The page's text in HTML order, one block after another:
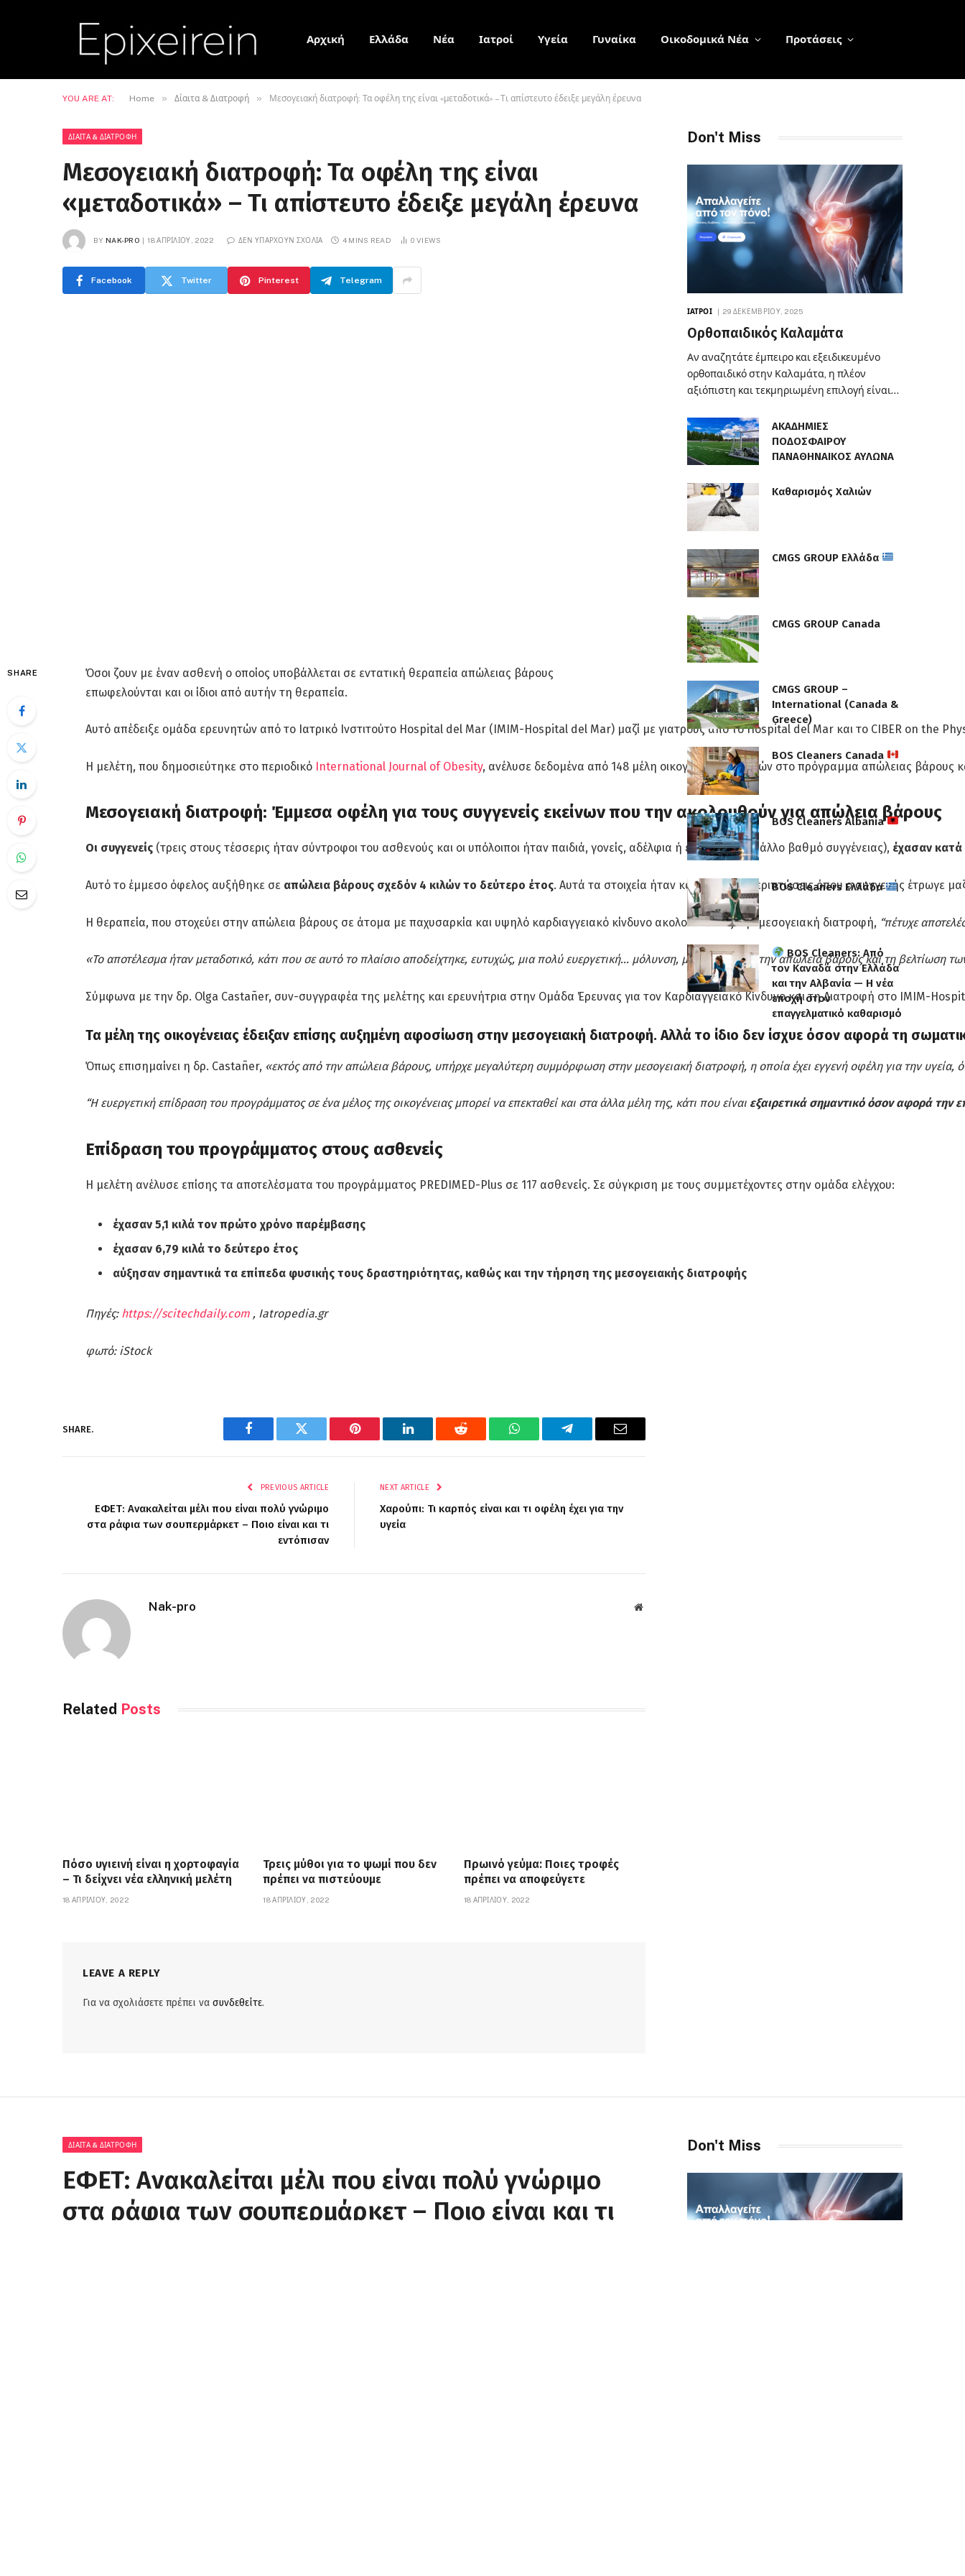
Αρχική Ελλάδα Νέα Ιατροί Υγεία Γυναίκα Οικοδομικά Νέα Προτάσεις
YOU ARE AT: Home » Δίαιτα & Διατροφή » Μεσογειακή διατροφή: Τα οφέλη της είναι «μεταδοτικά» – Τι απίστευτο έδειξε μεγάλη έρευνα
ΔΊΑΙΤΑ & ΔΙΑΤΡΟΦΉ
Μεσογειακή διατροφή: Τα οφέλη της είναι
«μεταδοτικά» – Τι απίστευτο έδειξε μεγάλη έρευνα
BY NAK-PRO 18 ΑΠΡΙΛΊΟΥ, 2022 ΔΕΝ ΥΠΆΡΧΟΥΝ ΣΧΌΛΙΑ 4 MINS READ 0VIEWS
Facebook Twitter Pinterest Telegram
SHARE
Όσοι ζουν με έναν ασθενή ο οποίος υποβάλλεται σε εντατική θεραπεία απώλειας βάρους
επωφελούνται και οι ίδιοι από αυτήν τη θεραπεία.
Αυτό απέδειξε ομάδα ερευνητών από το Ιατρικό Ινστιτούτο Hospital del Mar (IMIM-Hospital del Mar) μαζί με γιατρούς από το Hospital del Mar και το CIBER on the
Η μελέτη, που δημοσιεύτηκε στο περιοδικό International Journal of Obesity, ανέλυσε δεδομένα από 148 μέλη οικογενειών ασθενών στο πρόγραμμα απώλειας βάρους
Μεσογειακή διατροφή: Έμμεσα οφέλη για τους συγγενείς εκείνων που την ακολουθούν για απώλεια βάρους
Οι συγγενείς(τρεις στους τέσσερις ήταν σύντροφοι του ασθενούς και οι υπόλοιποι ήταν παιδιά, γονείς, αδέλφια ή είχαν κάποιον άλλο βαθμό συγγένειας), έχασαν
Αυτό το έμμεσο όφελος αυξήθηκε σε απώλεια βάρους σχεδόν 4 κιλών το δεύτερο έτος. Αυτά τα στοιχεία ήταν καλύτερα σε περιπτώσεις όπου ο συγγενής έτρωγε
Η θεραπεία, που στοχεύει στην απώλεια βάρους σε άτομα με παχυσαρκία και υψηλό καρδιαγγειακό κίνδυνο ακολουθώντας την μεσογειακή διατροφή, “πέτυχε
«Το αποτέλεσμα ήταν μεταδοτικό, κάτι που σε αυτό το πλαίσιο αποδείχτηκε, ευτυχώς, μια πολύ ευεργετική… μόλυνση, με αποτέλεσμα την απώλεια βάρους και τη βελτίωση
Σύμφωνα με την δρ. Olga Castañer, συν-συγγραφέα της μελέτης και ερευνήτρια στην Ομάδα Έρευνας για τον Καρδιαγγειακό Κίνδυνο και τη Διατροφή στο IMIM-
Τα μέλη της οικογένειας έδειξαν επίσης αυξημένη αφοσίωση στην μεσογειακή διατροφή. Αλλά το ίδιο δεν ίσχυε όσον αφορά τη
Όπως επισημαίνει η δρ. Castañer, «εκτός από την απώλεια βάρους, υπήρχε μεγαλύτερη συμμόρφωση στην μεσογειακή διατροφή, η οποία έχει εγγενή οφέλη για την υγεία,
“Η ευεργετική επίδραση του προγράμματος σε ένα μέλος της οικογένειας μπορεί να επεκταθεί και στα άλλα μέλη της, κάτι που είναι εξαιρετικά σημαντικό όσον αφορά την
Επίδραση του προγράμματος στους ασθενείς
Η μελέτη ανέλυσε επίσης τα αποτελέσματα του προγράμματος PREDIMED-Plus σε 117 ασθενείς. Σε σύγκριση με τους συμμετέχοντες στην ομάδα ελέγχου:
έχασαν 5,1 κιλά τον πρώτο χρόνο παρέμβασης
έχασαν 6,79 κιλά το δεύτερο έτος
αύξησαν σημαντικά τα επίπεδα φυσικής τους δραστηριότητας, καθώς και την τήρηση της μεσογειακής διατροφής
Πηγές: https://scitechdaily.com, Iatropedia.gr
φωτό: iStock
SHARE.
Facebook Twitter Pinterest LinkedIn Reddit WhatsAppTelegram Email
PREVIOUS ARTICLE
ΕΦΕΤ: Ανακαλείται μέλι που είναι πολύ γνώριμο
στα ράφια των σουπερμάρκετ – Ποιο είναι και τι
εντόπισαν
NEXT ARTICLE
Χαρούπι: Τι καρπός είναι και τι οφέλη έχει για την
υγεία
Nak-pro Website
Related Posts
Πόσο υγιεινή είναι η χορτοφαγία
– Τι δείχνει νέα ελληνική μελέτη
18 ΑΠΡΙΛΊΟΥ, 2022
Τρεις μύθοι για το ψωμί που δεν
πρέπει να πιστεύουμε
18 ΑΠΡΙΛΊΟΥ, 2022
Πρωινό γεύμα: Ποιες τροφές
πρέπει να αποφεύγετε
18 ΑΠΡΙΛΊΟΥ, 2022
LEAVE A REPLY
Για να σχολιάσετε πρέπει να συνδεθείτε.
Don't Miss
ΙΑΤΡΟΊ 29 ΔΕΚΕΜΒΡΊΟΥ, 2025
Ορθοπαιδικός Καλαμάτα
Αν αναζητάτε έμπειρο και εξειδικευμένο
ορθοπαιδικό στην Καλαμάτα, η πλέον
αξιόπιστη και τεκμηριωμένη επιλογή είναι…
ΑΚΑΔΗΜΙΕΣ
ΠΟΔΟΣΦΑΙΡΟΥ
ΠΑΝΑΘΗΝΑΙΚΟΣ ΑΥΛΩΝΑ
Καθαρισμός Χαλιών
CMGS GROUP Ελλάδα
CMGS GROUP Canada
CMGS GROUP –
International (Canada &
Greece)
BOS Cleaners Canada
BOS Cleaners Albania
BOS Cleaners Ελλάδα
BOS Cleaners: Από
τον Καναδά στην Ελλάδα
και την Αλβανία — Η νέα
εποχή στον
επαγγελματικό καθαρισμό
ΔΊΑΙΤΑ & ΔΙΑΤΡΟΦΉ
ΕΦΕΤ: Ανακαλείται μέλι που είναι πολύ γνώριμο
στα ράφια των σουπερμάρκετ – Ποιο είναι και τι
Don't Miss